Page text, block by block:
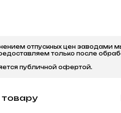
отпускных цен заводами
только после
публичной офертой.
товару